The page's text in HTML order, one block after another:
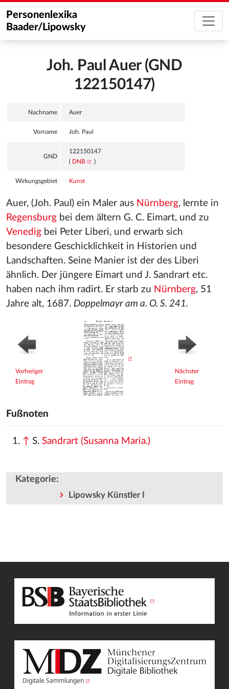
Personenlexika
Baader/Lipowsky
Joh. Paul Auer (GND
122150147)
Nachname Auer
Vorname Joh. Paul
GND
122150147
( DNB )
Wirkungsgebiet Kunst
Auer, (Joh. Paul) ein Maler aus Nürnberg, lernte in
Regensburg bei dem ältern G. C. Eimart, und zu
Venedig bei Peter Liberi, und erwarb sich
besondere Geschicklichkeit in Historien und
Landschaften. Seine Manier ist der des Liberi
ähnlich. Der jüngere Eimart und J. Sandrart etc.
haben nach ihm radirt. Er starb zu Nürnberg, 51
Jahre alt, 1687. Doppelmayr am a. O. S. 241.
Vorheriger
Eintrag
Nächster
Eintrag
Fußnoten
↑ S. Sandrart (Susanna Maria.)
Kategorie:
Lipowsky Künstler I
Digitale Sammlungen